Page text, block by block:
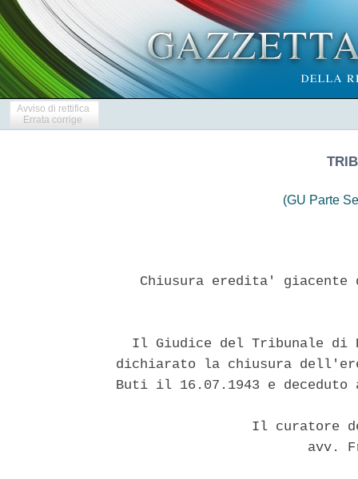
Avviso di rettifica
Errata corrige
(GU Parte
Chiusura eredita'
Il Giudice del Tribunale di
dichiarato la chiusura
Buti il 16.07.1943 e
Il curatore
avv.